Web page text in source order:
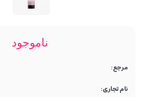
ناموجود
مرجع:
نام تجاری: